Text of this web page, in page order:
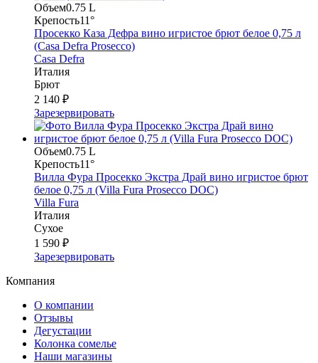
Объем0.75 L
Крепость11°
Просекко Каза Дефра вино игристое брют белое 0,75 л
(Casa Defra Prosecco)
Casa Defra
Италия
Брют
2 140 ₽
Зарезервировать
Объем0.75 L
Крепость11°
Вилла Фура Просекко Экстра Драй вино игристое брют
белое 0,75 л (Villa Fura Prosecco DOC)
Villa Fura
Италия
Сухое
1 590 ₽
Зарезервировать
Компания
О компании
Отзывы
Дегустации
Колонка сомелье
Наши магазины